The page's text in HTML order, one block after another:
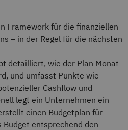
Framework für die finanziellen
– in der Regel für die nächsten
detailliert, wie der Plan Monat
und umfasst Punkte wie
Cashflow und
legt ein Unternehmen ein
einen Budgetplan für
Budget entsprechend den